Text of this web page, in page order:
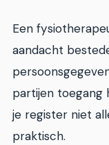
Een
aandacht
partijen toegang
je register niet
praktisch.